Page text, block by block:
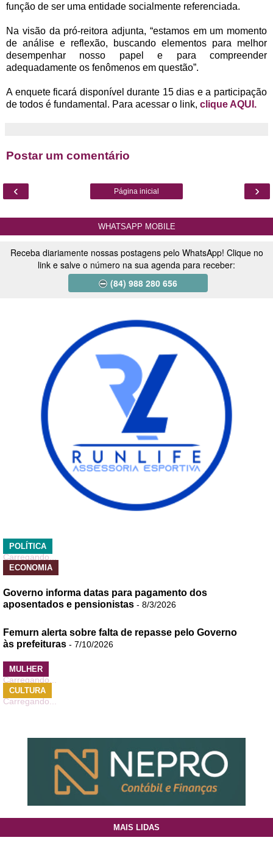
função de ser uma entidade socialmente referenciada.
Na visão da pró-reitora adjunta, “estamos em um momento
de análise e reflexão, buscando elementos para melhor
desempenhar nosso papel e para compreender
adequadamente os fenômenos em questão”.
A enquete ficará disponível durante 15 dias e a participação
de todos é fundamental. Para acessar o link, clique AQUI.
Postar um comentário
‹ ›
Página inicial
WHATSAPP MOBILE
Receba diariamente nossas postagens pelo WhatsApp! Clique no
link e salve o número na sua agenda para receber:
(84) 988 280 656
POLÍTICA
Carregando...
ECONOMIA
Governo informa datas para pagamento dos
aposentados e pensionistas - 8/3/2026
Femurn alerta sobre falta de repasse pelo Governo
às prefeituras - 7/10/2026
MULHER
Carregando...
CULTURA
Carregando...
MAIS LIDAS